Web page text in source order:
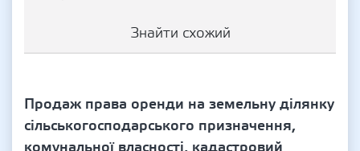
Знайти схожий
Продаж права оренди на земельну ділянку
сільськогосподарського призначення,